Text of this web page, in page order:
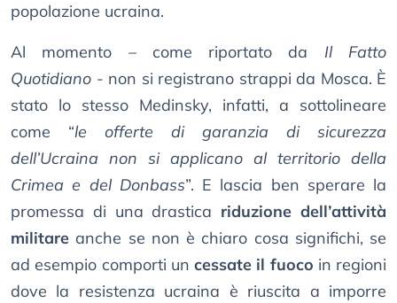
popolazione ucraina.
Al momento – come riportato da Il Fatto
Quotidiano - non si registrano strappi da Mosca. È
stato lo stesso Medinsky, infatti, a sottolineare
come “le offerte di garanzia di sicurezza
dell’Ucraina non si applicano al territorio della
Crimea e del Donbass”. E lascia ben sperare la
promessa di una drastica riduzione dell’attività
militare anche se non è chiaro cosa significhi, se
ad esempio comporti un cessate il fuoco in regioni
dove la resistenza ucraina è riuscita a imporre